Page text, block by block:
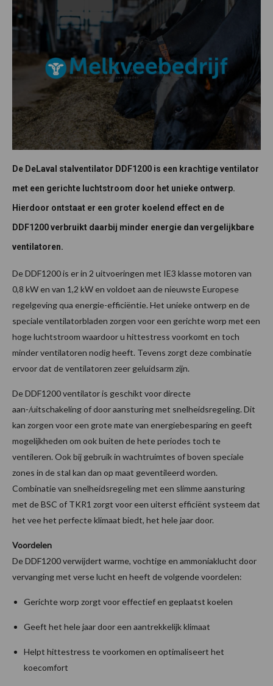
De DeLaval stalventilator DDF1200 is een krachtige ventilator
met een gerichte luchtstroom door het unieke ontwerp.
Hierdoor ontstaat er een groter koelend effect en de
DDF1200 verbruikt daarbij minder energie dan vergelijkbare
ventilatoren.
De DDF1200 is er in 2 uitvoeringen met IE3 klasse motoren van
0,8 kW en van 1,2 kW en voldoet aan de nieuwste Europese
regelgeving qua energie-efficiëntie. Het unieke ontwerp en de
speciale ventilatorbladen zorgen voor een gerichte worp met een
hoge luchtstroom waardoor u hittestress voorkomt en toch
minder ventilatoren nodig heeft. Tevens zorgt deze combinatie
ervoor dat de ventilatoren zeer geluidsarm zijn.
De DDF1200 ventilator is geschikt voor directe
aan-/uitschakeling of door aansturing met snelheidsregeling. Dit
kan zorgen voor een grote mate van energiebesparing en geeft
mogelijkheden om ook buiten de hete periodes toch te
ventileren. Ook bij gebruik in wachtruimtes of boven speciale
zones in de stal kan dan op maat geventileerd worden.
Combinatie van snelheidsregeling met een slimme aansturing
met de BSC of TKR1 zorgt voor een uiterst efficiënt systeem dat
het vee het perfecte klimaat biedt, het hele jaar door.
Voordelen
De DDF1200 verwijdert warme, vochtige en ammoniaklucht door
vervanging met verse lucht en heeft de volgende voordelen:
Gerichte worp zorgt voor effectief en geplaatst koelen
Geeft het hele jaar door een aantrekkelijk klimaat
Helpt hittestress te voorkomen en optimaliseert het
koecomfort